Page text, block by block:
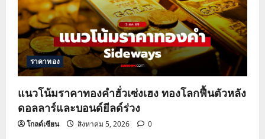
ราคาทอง
แนวโน้มราคาทองคำฮั่วเซ่งเฮง ทองโลกฟื้นตัวหลัง
ดอลลาร์และบอนด์ยีลด์ร่วง
โกลด์เซียน สิงหาคม 5, 2026 0